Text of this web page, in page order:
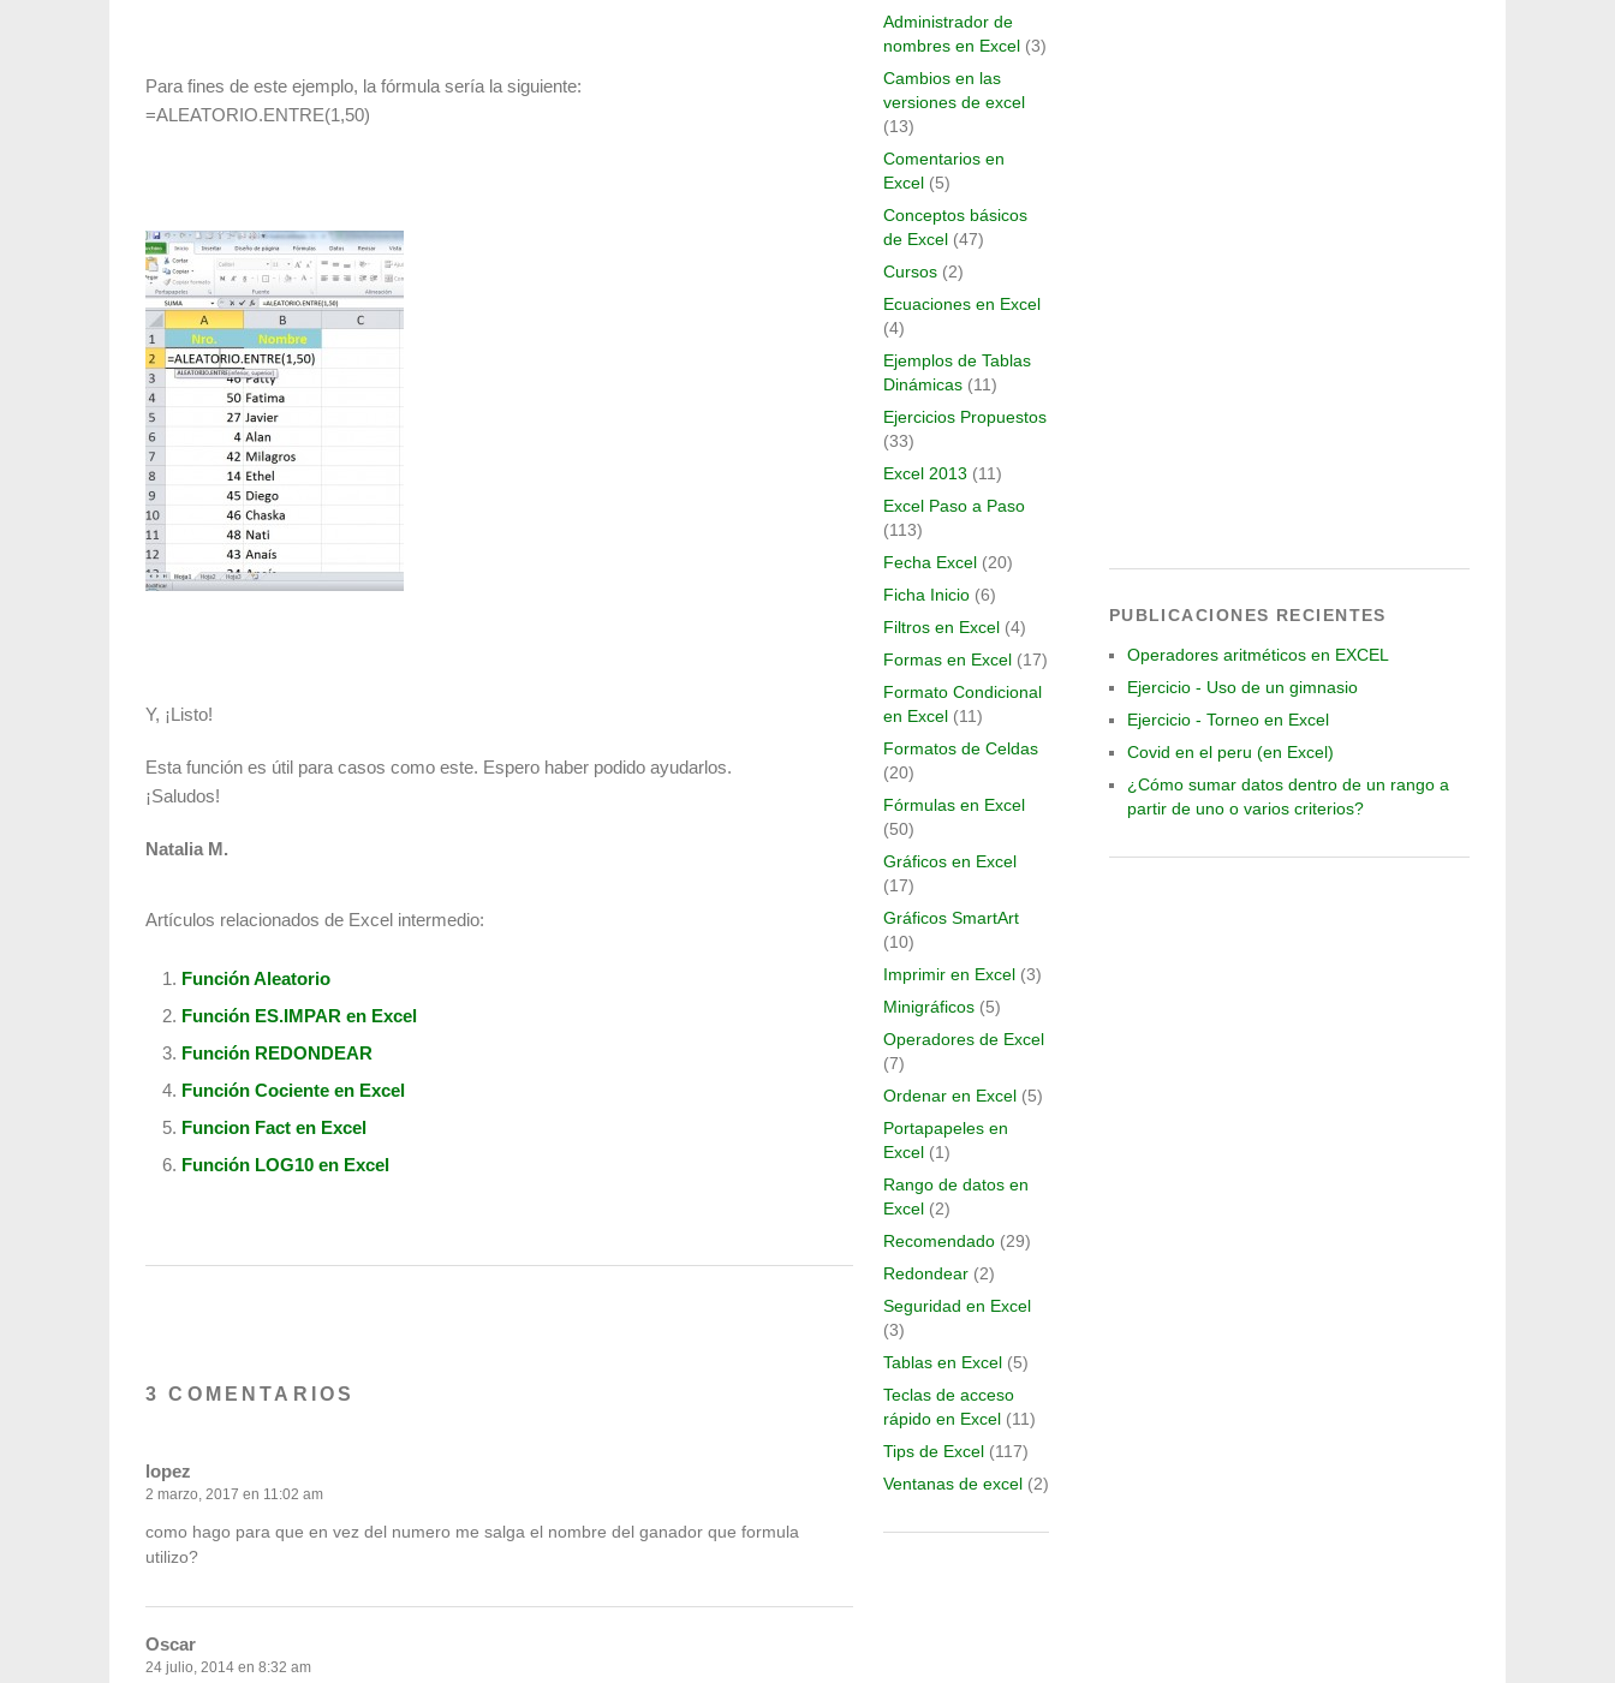
Para fines de este ejemplo, la fórmula sería la siguiente:
=ALEATORIO.ENTRE(1,50)
Y, ¡Listo!
Esta función es útil para casos como este. Espero haber podido ayudarlos.
¡Saludos!
Natalia M.
Artículos relacionados de Excel intermedio:
Función Aleatorio
Función ES.IMPAR en Excel
Función REDONDEAR
Función Cociente en Excel
Funcion Fact en Excel
Función LOG10 en Excel
3 COMENTARIOS
lopez
2 marzo, 2017 en 11:02 am
como hago para que en vez del numero me salga el nombre del ganador que formula
utilizo?
Oscar
24 julio, 2014 en 8:32 am
Administrador de
nombres en Excel(3)
Cambios en las
versiones de excel
(13)
Comentarios en
Excel(5)
Conceptos básicos
de Excel(47)
Cursos(2)
Ecuaciones en Excel
(4)
Ejemplos de Tablas
Dinámicas(11)
Ejercicios Propuestos
(33)
Excel 2013 (11)
Excel Paso a Paso
(113)
Fecha Excel(20)
Ficha Inicio(6)
Filtros en Excel(4)
Formas en Excel(17)
Formato Condicional
en Excel(11)
Formatos de Celdas
(20)
Fórmulas en Excel
(50)
Gráficos en Excel
(17)
Gráficos SmartArt
(10)
Imprimir en Excel(3)
Minigráficos(5)
Operadores de Excel
(7)
Ordenar en Excel(5)
Portapapeles en
Excel(1)
Rango de datos en
Excel(2)
Recomendado(29)
Redondear(2)
Seguridad en Excel
(3)
Tablas en Excel(5)
Teclas de acceso
rápido en Excel(11)
Tips de Excel(117)
Ventanas de excel(2)
PUBLICACIONES RECIENTES
Operadores aritméticos en EXCEL
Ejercicio - Uso de un gimnasio
Ejercicio - Torneo en Excel
Covid en el peru (en Excel)
¿Cómo sumar datos dentro de un rango a
partir de uno o varios criterios?